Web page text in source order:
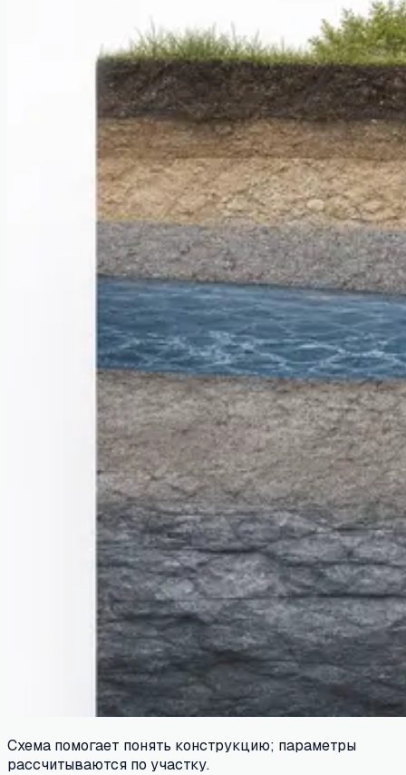
Схема помогает понять конструкцию; параметры
рассчитываются по участку.